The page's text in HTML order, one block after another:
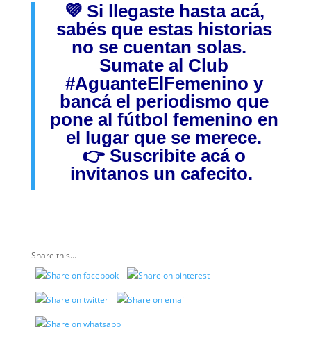
💜 Si llegaste hasta acá,
sabés que estas historias
no se cuentan solas.
Sumate al Club
#AguanteElFemenino y
bancá el periodismo que
pone al fútbol femenino en
el lugar que se merece.
👉 Suscribite acáo
invitanos un cafecito.
Share this...